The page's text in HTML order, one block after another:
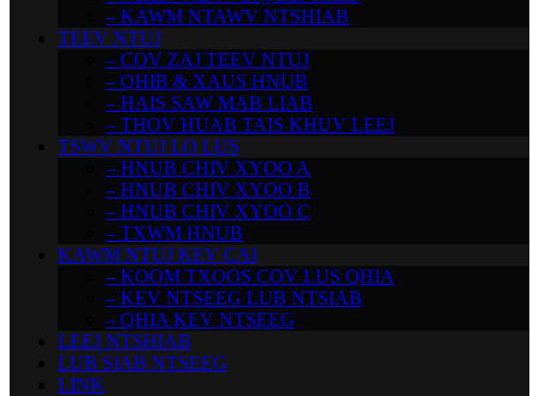
– KAWM NTAWV NTSHIAB
TEEV NTUJ
– COV ZAJ TEEV NTUJ
– QHIB & XAUS HNUB
– HAIS SAW MAB LIAB
– THOV HUAB TAIS KHUV LEEJ
TSWV NTUJ LO LUS
– HNUB CHIV XYOO A
– HNUB CHIV XYOO B
– HNUB CHIV XYOO C
– TXWM HNUB
KAWM NTUJ KEV CAI
– KOOM TXOOS COV LUS QHIA
– KEV NTSEEG LUB NTSIAB
– QHIA KEV NTSEEG
LEEJ NTSHIAB
LUB SIAB NTSEEG
LINK